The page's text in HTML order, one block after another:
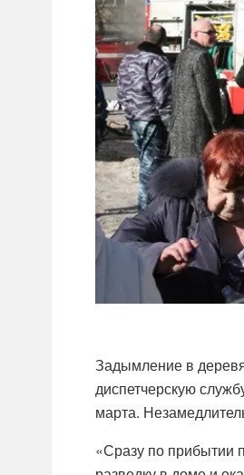
Задымление в
диспетчерскую
марта.
«Сразу по прибытии